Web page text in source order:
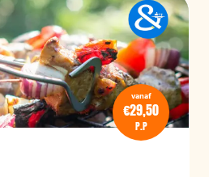
vanaf
€29,50
P.P